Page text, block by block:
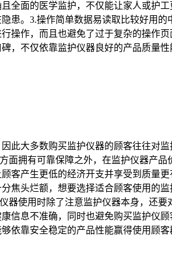
全面的医学监护，不仅能让家人或护
患。3.操作简单数据易读取比较好用
操作，而且也避免了过于复杂的操作
，不仅依靠监护仪器良好的产品质量
此大多数购买监护仪器的顾客往往对
拥有可靠保障之外，在监护仪器产
客产生更低的经济开支并享受到质量
焦头烂额，想要选择适合顾客使用的
使用时除了注意监护仪器本身，还
信息不准确，同时也避免购买监护仪
依靠安全稳定的产品性能赢得使用顾